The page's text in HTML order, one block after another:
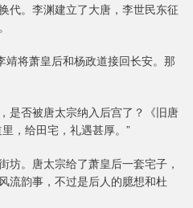
代。李渊建立了大唐，李世民东征
将萧皇后和杨政道接回长安。那
是否被唐太宗纳入后宫了？《旧唐
，给田宅，礼遇甚厚。”
坊。唐太宗给了萧皇后一套宅子，
流韵事，不过是后人的臆想和杜